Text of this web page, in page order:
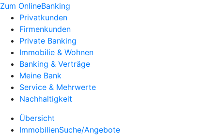
Zum OnlineBanking
Privatkunden
Firmenkunden
Private Banking
Immobilie & Wohnen
Banking & Verträge
Meine Bank
Service & Mehrwerte
Nachhaltigkeit
Übersicht
ImmobilienSuche/Angebote